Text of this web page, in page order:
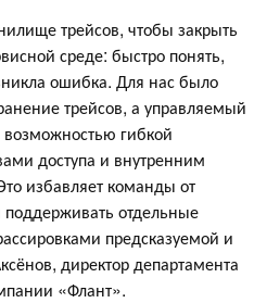
трейсов, чтобы закрыть
среде: быстро понять,
ошибка. Для нас было
трейсов, а управляемый
гибкой
доступа и внутренним
избавляет команды от
отдельные
предсказуемой и
директор департамента
«Флант».